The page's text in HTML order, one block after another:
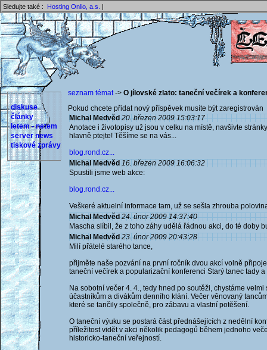
Sledujte také : Hosting Onlio, a.s. |
diskuse
články
letem - netem
server news
tiskové zprávy
seznam témat-> O jílovské zlato: taneční večírek a
Pokud chcete přidat nový příspěvek musíte být
Michal Medvěd 20. březen 2009 15:03:17
Anotace i životopisy už jsou v celku na místě, navšivte
hlavně ptejte! Těšíme se na vás...
blog.rond.cz...
Michal Medvěd 16. březen 2009 16:06:32
Spustili jsme web akce:
blog.rond.cz...
Veškeré aktuelní informace tam, už se sešla zhrouba
Michal Medvěd 24. únor 2009 14:37:40
Mascha slíbil, že z toho záhy udělá řádnou akci, do té doby
Michal Medvěd 23. únor 2009 20:43:28
Milí přátelé starého tance,
přijměte naše pozvání na první ročník dvou akcí volně
taneční večírek a popularizační konferenci Starý tanec tady a
Na sobotní večer 4. 4., tedy hned po soutěži, chystáme
účastníkům a divákům denního klání. Večer věnovaný
které se tančily společně, pro zábavu a vlastní potěšení.
O taneční výuku se postará část přednášejících z nedělní
příležitost vidět v akci několik pedagogů během jednoho
historicko-taneční veřejností.